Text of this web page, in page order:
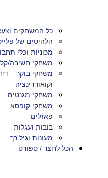
כל המשחקים
הלהיטים של
מכוניות וכלי
משחקי חשיבה/
משחקי בוקר –
וקואורדינציה
משחקי מגנטים
משחקי קופסא
פאזלים
בובות ועגלות
מעונות וגיל רך
הכל לחצר / ספורט